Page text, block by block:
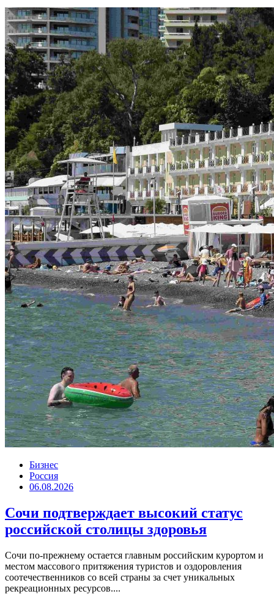
Бизнес
Россия
06.08.2026
Сочи подтверждает высокий статус
российской столицы здоровья
Сочи по-прежнему остается главным российским курортом и
местом массового притяжения туристов и оздоровления
соотечественников со всей страны за счет уникальных
рекреационных ресурсов....